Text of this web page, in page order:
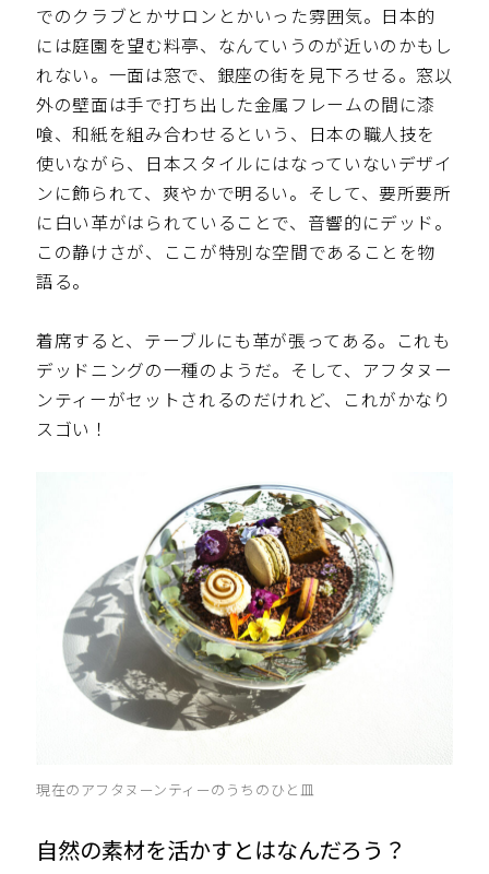
でのクラブとかサロンとかいった雰囲気。日本的
には庭園を望む料亭、なんていうのが近いのかもし
れない。一面は窓で、銀座の街を見下ろせる。窓以
外の壁面は手で打ち出した金属フレームの間に漆
喰、和紙を組み合わせるという、日本の職人技を
使いながら、日本スタイルにはなっていないデザイ
ンに飾られて、爽やかで明るい。そして、要所要所
に白い革がはられていることで、音響的にデッド。
この静けさが、ここが特別な空間であることを物
語る。
着席すると、テーブルにも革が張ってある。これも
デッドニングの一種のようだ。そして、アフタヌー
ンティーがセットされるのだけれど、これがかなり
スゴい！
現在のアフタヌーンティーのうちのひと皿
自然の素材を活かすとはなんだろう？